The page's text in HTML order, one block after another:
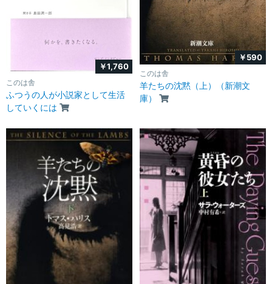
￥1,760
このは舎
ふつうの人が小説家として生活
していくには
￥590
このは舎
羊たちの沈黙（上）（新潮文
庫）